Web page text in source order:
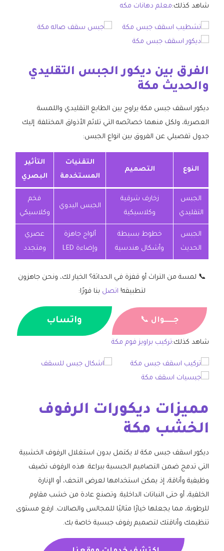
شاهد كذلك:معلم دهانات مكه
الفرق بين ديكور الجبس التقليدي
والحديث مكة
ديكور اسقف جبس مكة يراوح بين الطابع التقليدي واللمسة
العصرية، ولكل منهما خصائصه التي تلائم الأذواق المختلفة. إليك
جدول تفصيلي عن الفروق بين انواع الجبس:
النوع التصميم
التقنيات
المستخدمة
التأثير
البصري
الجبس
التقليدي
زخارف شرقية
وكلاسيكية
الجبس اليدوي
فخم
وكلاسيكي
الجبس
الحديث
خطوط بسيطة
وأشكال هندسية
ألواح جاهزة
وإضاءة LED
عصري
ومتجدد
📞 لمسة من التراث أو قفزة في الحداثة؟ الخيار لك، ونحن جاهزون
لتطبيقه! اتصل بنا فورًا:
جــــــوال 📞 واتساب
شاهد كذلك:تركيب براويز فوم مكة
مميزات ديكورات الرفوف
الخشب مكة
ديكور اسقف جبس مكة لا يكتمل بدون استغلال الرفوف الخشبية
التي تدمج ضمن التصاميم الجبسية ببراعة. هذه الرفوف تضيف
وظيفية وأناقة، إذ يمكن استخدامها لعرض التحف، أو الإنارة
الخلفية، أو حتى النباتات الداخلية. وتصنع عادة من خشب مقاوم
للرطوبة، مما يجعلها خيارًا مثاليًا للمجالس والصالات. ارفع مستوى
تنظيمك وأناقتك لتصميم رفوف جبسية خاصة بك.